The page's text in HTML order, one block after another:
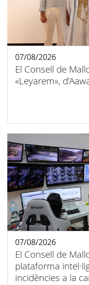
El Consell de
«Leyarem»,
07/08/2026
El Consell de
plataforma
incidències a la
07/08/2026